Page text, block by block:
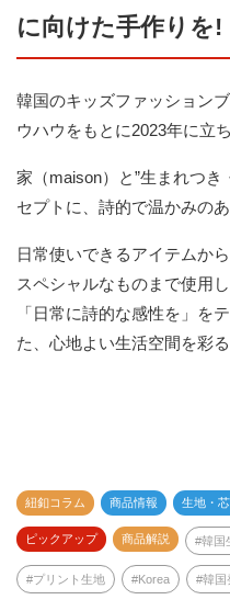
に向けた手作りを!
韓国のキッズファッション
ウハウをもとに2023年に立
家（maison）と”生まれつき
セプトに、詩的で温かみの
日常使いできるアイテムか
スペシャルなものまで使用
「日常に詩的な感性を」を
た、心地よい生活空間を彩
紐釦コラム 商品情報 生地・
ピックアップ 商品解説 韓国
プリント生地 Korea 韓国